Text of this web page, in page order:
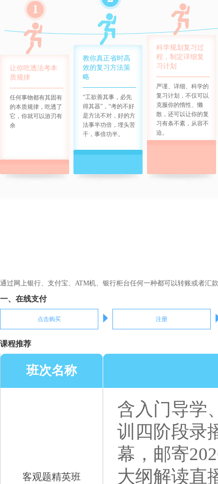
让你吃透法考本
质规律
任何事物都有其固有
的本质规律，吃透了
它，你就可以游刃有
余
教你真正省时高
效的复习方法策
略
“工欲善其事，必先
得其器”，“考的不好
是方法不对，好的方
法事半功倍，埋头苦
干，事倍功半。
科学规划复习过
程，制定详细复
习计划
严谨、详细、科学的
复习计划，不仅可以
克服你的惰性、懒
散，还可以让你的复
习有条不紊，从容不
迫。
通过网上银行、支付宝、ATM机、银行柜台任何一种都可以转账或者汇
一、在线支付
点击购买 注册
课程推荐
班次名称
客观题精英班
含入门导学
训四阶段录
幕，邮寄
大纲解读直